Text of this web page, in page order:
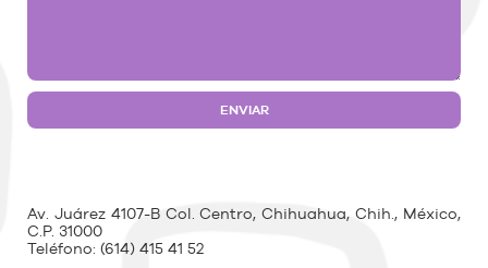
Av. Juárez 4107-B Col. Centro, Chihuahua, Chih., México,
C.P. 31000
Teléfono: (614) 415 41 52